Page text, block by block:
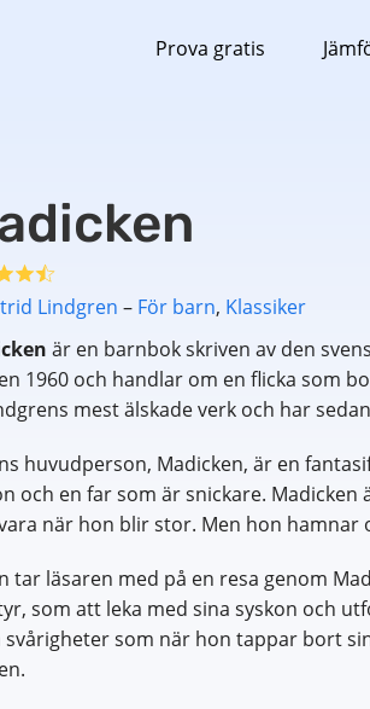
Prova gratis
Lindgren – För barn, Klassiker
är en barnbok skriven av den
1960 och handlar om en flicka som
mest älskade verk och har
huvudperson, Madicken, är en
och en far som är snickare.
när hon blir stor. Men hon hamnar
tar läsaren med på en resa genom
som att leka med sina syskon och
svårigheter som när hon tappar bort